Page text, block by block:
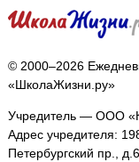
© 2000–2026
«ШколаЖизни.ру»
Учредитель — ООО
Адрес учредителя:
Петербургский пр.,